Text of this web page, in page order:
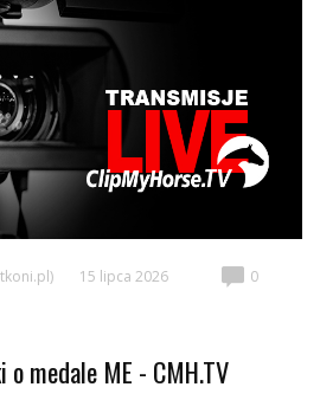
15 lipca 2026 0
medale ME - CMH.TV